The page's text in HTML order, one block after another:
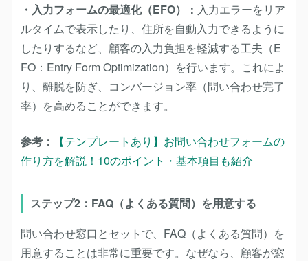
・入力フォームの最適化（EFO）： 入力エラーをリア
ルタイムで表示したり、住所を自動入力できるように
したりするなど、顧客の入力負担を軽減する工夫（E
FO：Entry Form Optimization）を行います。これによ
り、離脱を防ぎ、コンバージョン率（問い合わせ完了
率）を高めることができます。
参考：
【テンプレートあり】お問い合わせフォームの
作り方を解説！10のポイント・基本項目も紹介
ステップ2：FAQ（よくある質問）を用意する
問い合わせ窓口とセットで、FAQ（よくある質問）を
用意することは非常に重要です。 なぜなら、顧客が窓